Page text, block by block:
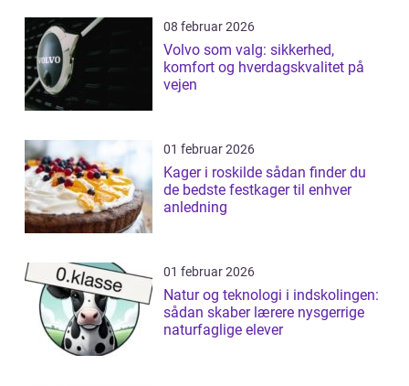
08 februar 2026
Volvo som valg: sikkerhed,
komfort og hverdagskvalitet på
vejen
01 februar 2026
Kager i roskilde sådan finder du
de bedste festkager til enhver
anledning
01 februar 2026
Natur og teknologi i indskolingen:
sådan skaber lærere nysgerrige
naturfaglige elever